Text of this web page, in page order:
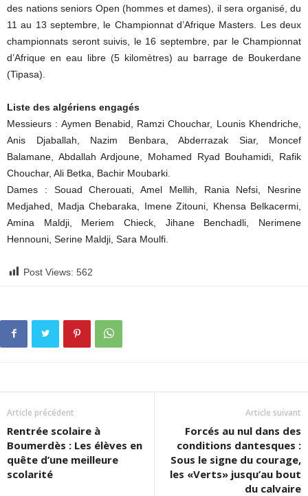
des nations seniors Open (hommes et dames), il sera organisé, du
11 au 13 septembre, le Championnat d’Afrique Masters. Les deux
championnats seront suivis, le 16 septembre, par le Championnat
d’Afrique en eau libre (5 kilomètres) au barrage de Boukerdane
(Tipasa).
Liste des algériens engagés
Messieurs : Aymen Benabid, Ramzi Chouchar, Lounis Khendriche,
Anis Djaballah, Nazim Benbara, Abderrazak Siar, Moncef
Balamane, Abdallah Ardjoune, Mohamed Ryad Bouhamidi, Rafik
Chouchar, Ali Betka, Bachir Moubarki.
Dames : Souad Cherouati, Amel Mellih, Rania Nefsi, Nesrine
Medjahed, Madja Chebaraka, Imene Zitouni, Khensa Belkacermi,
Amina Maldji, Meriem Chieck, Jihane Benchadli, Nerimene
Hennouni, Serine Maldji, Sara Moulfi.
Post Views: 562
Article précédent
Rentrée scolaire à
Boumerdès : Les élèves en
quête d’une meilleure
scolarité
Article suivant
Forcés au nul dans des
conditions dantesques :
Sous le signe du courage,
les «Verts» jusqu’au bout
du calvaire